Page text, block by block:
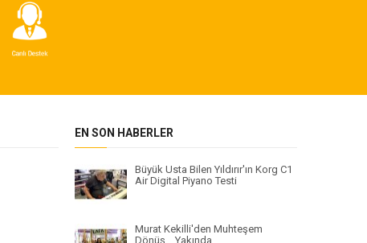
EN SON HABERLER
Büyük Usta Bilen Yıldırır'ın Korg C1
Air Digital Piyano Testi
Murat Kekilli'den Muhteşem
Dönüş... Yakında...